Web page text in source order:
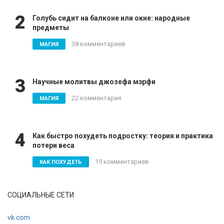
2
Голубь сидит на балконе или окне: народные
предметы
МАГИЯ 38 комментариев
3 Научные молитвы джозефа мэрфи
МАГИЯ 22 комментария
4
Как быстро похудеть подростку: теория и практика
потери веса
КАК ПОХУДЕТЬ 19 комментариев
СОЦИАЛЬНЫЕ СЕТИ
vk.com